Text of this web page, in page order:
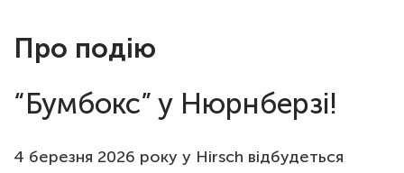
Про подію
“Бумбокс” у Нюрнберзі!
4 березня 2026 року у Hirsch відбудеться